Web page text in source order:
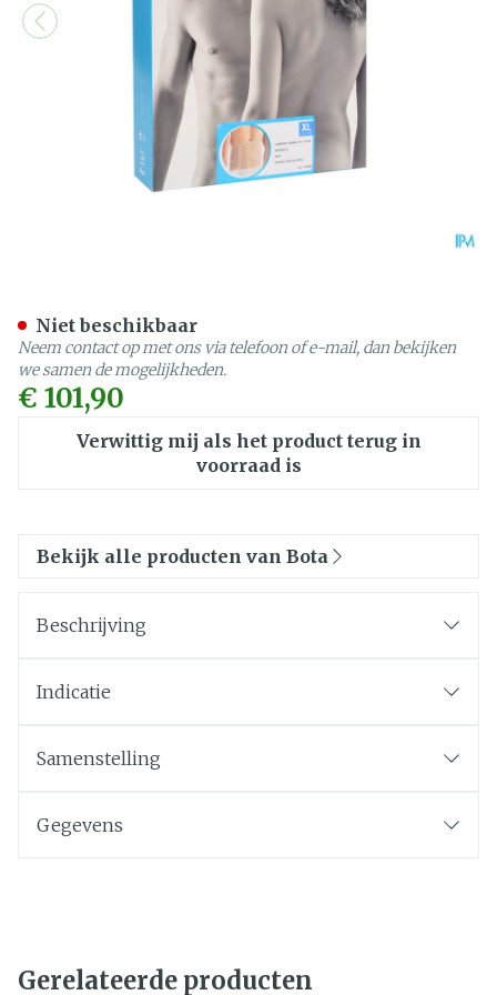
€ 101,90
Verwittig mij als het product terug in
voorraad is
Niet beschikbaar
Neem contact op met ons via telefoon of e-mail, dan bekijken
we samen de mogelijkheden.
Bekijk alle producten van Bota
Beschrijving
Indicatie
Samenstelling
Gegevens
Gerelateerde producten